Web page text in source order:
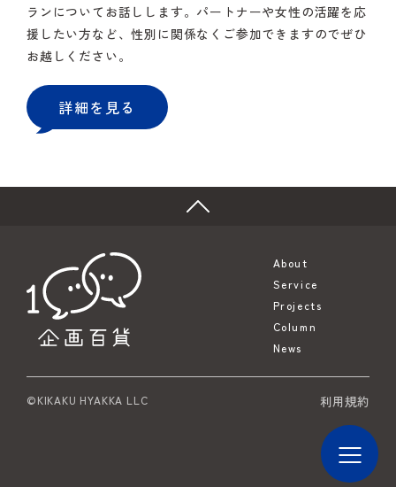
ランについてお話しします。パートナーや女性の活躍を応
援したい方など、性別に関係なくご参加できますのでぜひ
お越しください。
詳細を見る
About
Service
Projects
Column
News
©KIKAKU HYAKKA LLC 利用規約